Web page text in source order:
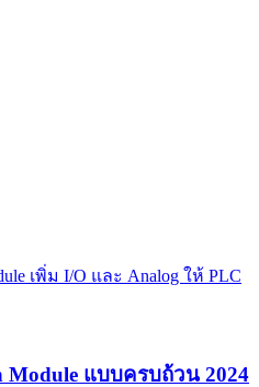
เพิ่ม I/O และ Analog ให้ PLC
Module แบบครบถ้วน 2024